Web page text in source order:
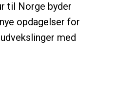
til Norge byder
opdagelser for
med